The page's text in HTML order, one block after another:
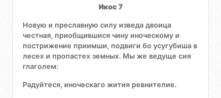
Икос 7
Новую и преславную силу изведа двоица
честная, приобщившися чину иноческому и
пострижение приимши, подвиги бо усугубиша в
лесех и пропастех земных. Мы же ведуще сия
глаголем:
Радуйтеся, иноческаго жития ревнителие.